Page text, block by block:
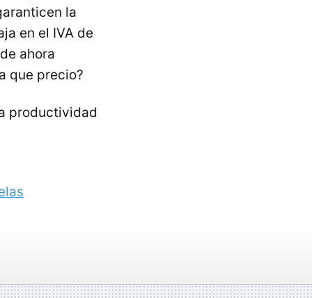
la
en el IVA de
ahora
que precio?
productividad